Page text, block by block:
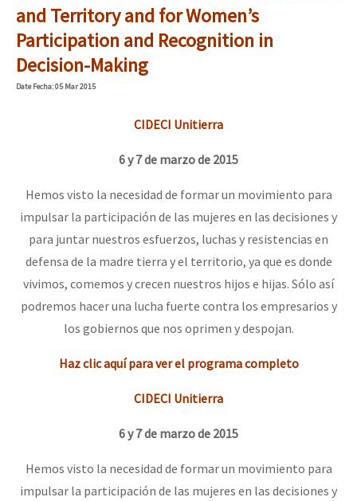
and Territory and for Women’s
Participation and Recognition in
Decision-Making
DateFecha: 05 Mar 2015
CIDECI Unitierra
6 y 7 de marzo de 2015
Hemos visto la necesidad de formar un movimiento para
impulsar la participación de las mujeres en las decisiones y
para juntar nuestros esfuerzos, luchas y resistencias en
defensa de la madre tierra y el territorio, ya que es donde
vivimos, comemos y crecen nuestros hijos e hijas. Sólo así
podremos hacer una lucha fuerte contra los empresarios y
los gobiernos que nos oprimen y despojan.
Haz clic aquí para ver el programa completo
CIDECI Unitierra
6 y 7 de marzo de 2015
Hemos visto la necesidad de formar un movimiento para
impulsar la participación de las mujeres en las decisiones y